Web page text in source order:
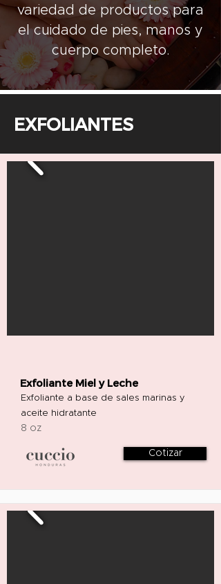
variedad de productos para
el cuidado de pies, manos y
cuerpo completo.
EXFOLIANTES
Exfoliante Miel y Leche
Exfoliante a base de sales marinas y
aceite hidratante
8 oz
Cotizar